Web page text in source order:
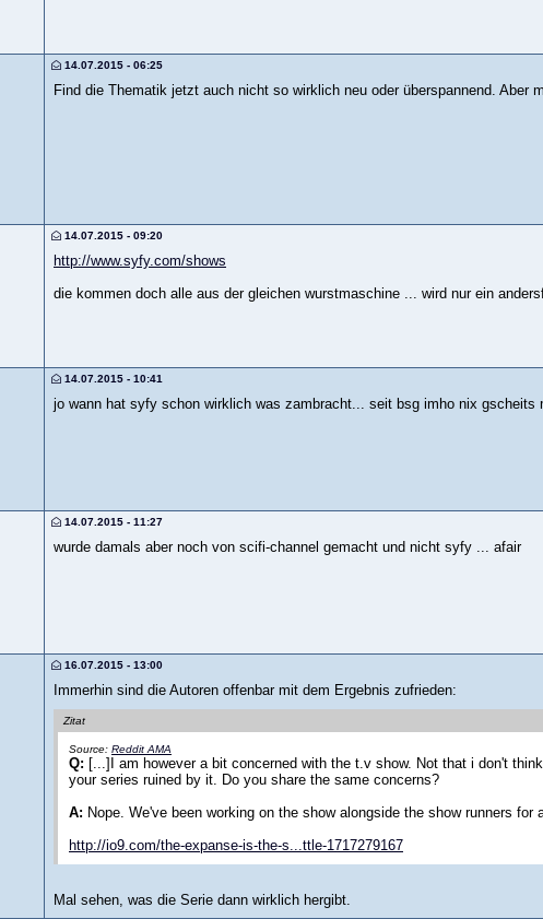
14.07.2015 - 06:25
Find die Thematik jetzt auch nicht so wirklich neu oder überspannend. Aber
14.07.2015 - 09:20
http://www.syfy.com/shows
die kommen doch alle aus der gleichen wurstmaschine ... wird nur ein
14.07.2015 - 10:41
jo wann hat syfy schon wirklich was zambracht... seit bsg imho nix gscheits
14.07.2015 - 11:27
wurde damals aber noch von scifi-channel gemacht und nicht syfy ... afair
16.07.2015 - 13:00
Immerhin sind die Autoren offenbar mit dem Ergebnis zufrieden:
Zitat
Source: Reddit AMA
Q: [...]I am however a bit concerned with the t.v show. Not that i don't
your series ruined by it. Do you share the same concerns?
A: Nope. We've been working on the show alongside the show runners
http://io9.com/the-expanse-is-the-s...ttle-1717279167
Mal sehen, was die Serie dann wirklich hergibt.